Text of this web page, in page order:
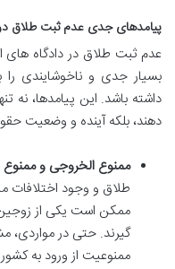
پیامدهای جدی عدم ثبت طلاق در
عدم ثبت طلاق در دادگاه های
بسیار جدی و ناخوشایندی را
داشته باشد. این پیامدها، نه
دهند، بلکه آینده و وضعیت
ممنوع الخروجی و ممنوع
طلاق و وجود اختلافات
ممکن است یکی از
گیرند. حتی در مواردی،
ممنوعیت از ورود به